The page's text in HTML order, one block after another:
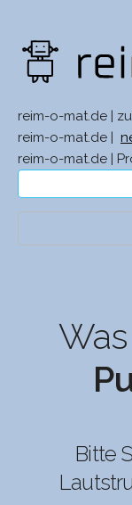
reim-o-mat.de |
reim-o-mat.de |
reim-o-mat.de |
Bitte